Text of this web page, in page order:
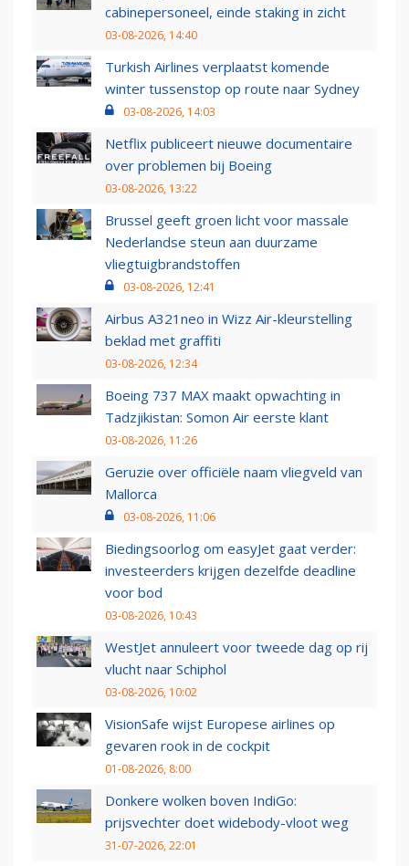
cabinepersoneel, einde staking in zicht
03-08-2026, 14:40
Turkish Airlines verplaatst komende
winter tussenstop op route naar Sydney
03-08-2026, 14:03
Netflix publiceert nieuwe documentaire
over problemen bij Boeing
03-08-2026, 13:22
Brussel geeft groen licht voor massale
Nederlandse steun aan duurzame
vliegtuigbrandstoffen
03-08-2026, 12:41
Airbus A321neo in Wizz Air-kleurstelling
beklad met graffiti
03-08-2026, 12:34
Boeing 737 MAX maakt opwachting in
Tadzjikistan: Somon Air eerste klant
03-08-2026, 11:26
Geruzie over officiële naam vliegveld van
Mallorca
03-08-2026, 11:06
Biedingsoorlog om easyJet gaat verder:
investeerders krijgen dezelfde deadline
voor bod
03-08-2026, 10:43
WestJet annuleert voor tweede dag op rij
vlucht naar Schiphol
03-08-2026, 10:02
VisionSafe wijst Europese airlines op
gevaren rook in de cockpit
01-08-2026, 8:00
Donkere wolken boven IndiGo:
prijsvechter doet widebody-vloot weg
31-07-2026, 22:01